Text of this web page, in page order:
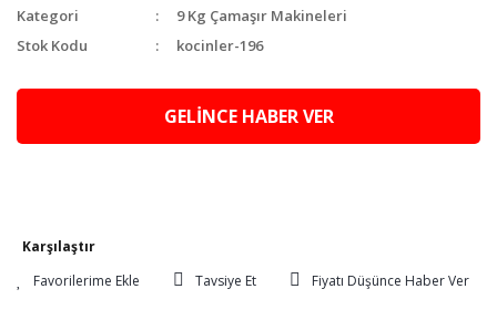
Kategori
9 Kg Çamaşır Makineleri
Stok Kodu
kocinler-196
GELİNCE HABER VER
Karşılaştır
Tavsiye Et
Fiyatı Düşünce Haber Ver